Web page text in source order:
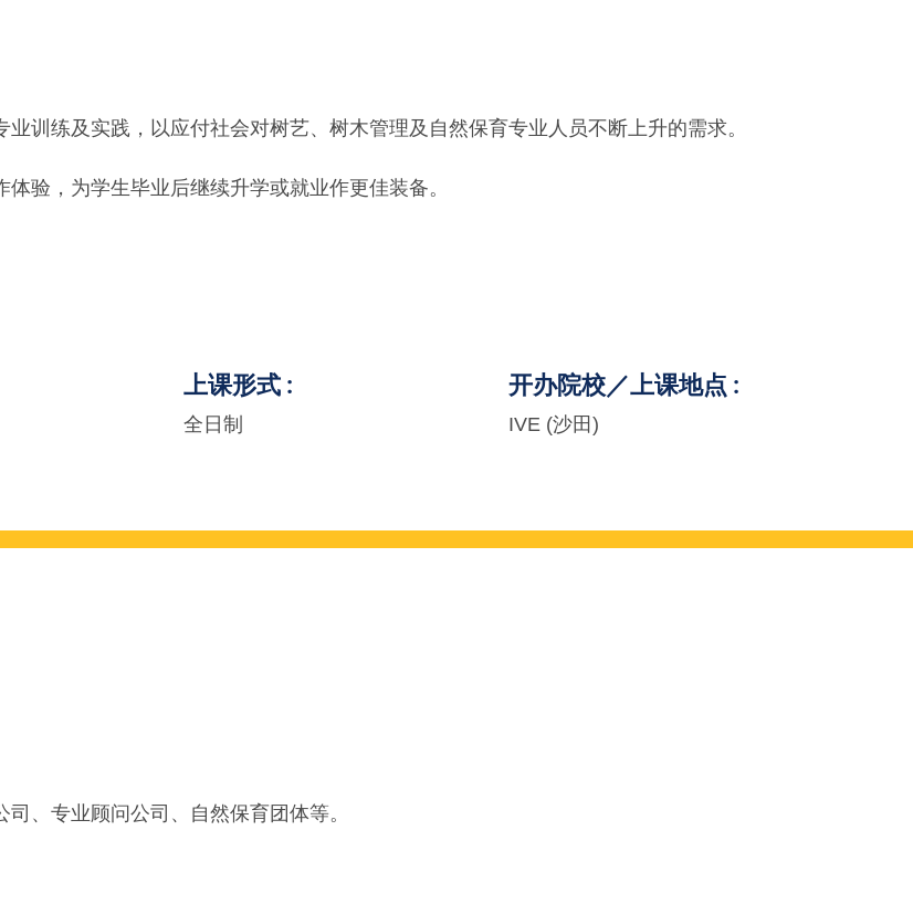
训练及实践，以应付社会对树艺、树木管理及自然保育专业人员不断上升的需求。
验，为学生毕业后继续升学或就业作更佳装备。
上课形式
全日制
开办院校／上课地点
IVE (沙田)
、专业顾问公司、自然保育团体等。